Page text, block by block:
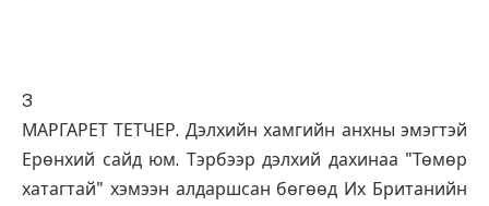
3
МАРГАРЕТ ТЕТЧЕР. Дэлхийн хамгийн анхны эмэгтэй
Ерөнхий сайд юм. Тэрбээр дэлхий дахинаа "Төмөр
хатагтай" хэмээн алдаршсан бөгөөд Их Британийн